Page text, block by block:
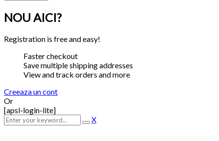
NOU AICI?
Registration is free and easy!
Faster checkout
Save multiple shipping addresses
View and track orders and more
Creeaza un cont
Or
[apsl-login-lite]
X